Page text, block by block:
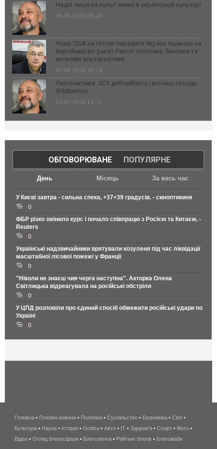
Надія лише на культ жінки в українській культурі
06.08.2026 08:49
Чому США не готові передати Україні ліцензію на
виробництво ракет Patriot: політика, безпека та
можливі альтернативи
03.08.2026 20:24
Перспектива: ЗСУ добомблять і всі інші склади
Wildberries
23.07.2026 11:31
ОБГОВОРЮВАНЕ| ПОПУЛЯРНЕ
День Місяць За весь час
У Києві завтра - сильна спека, +37+39 градусів. - синоптикиня
0
ФБР різко змінило курс і почало співпрацю з Росією та Китаєм, -
Reuters
0
Українські надзвичайники врятували козуленя під час ліквідації
масштабної лісової пожежі у Франції
0
"Ніколи не знаєш чия черга наступна". Акторка Олена
Світлицька відреагувала на російські обстріли
0
У ЦПД розповіли про єдиний спосіб обмежити російські удари по
Україні
0
беспроводной
интернет
киев
Головна • Головні новини • Політика • Суспільство • Економіка • Світ •
Культура • Наука • Історія • Освіта • Авто • IT • Здоров'я • Спорт • Фото •
Відео • Огляд блогосфери • Блоголента • Рейтинг блогів • Блогожаби